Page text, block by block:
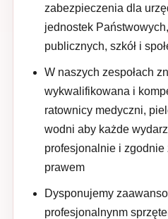
zabezpieczenia dla
jednostek
publicznych, szkół i
W naszych zespołach
wykwalifikowana i
ratownicy medyczni,
wodni aby każde
profesjonalnie i
prawem
Dysponujemy
profesjonalnynm